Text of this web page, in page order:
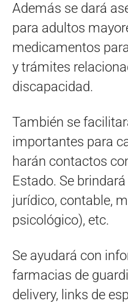
Además se dará
para adultos
medicamentos
y trámites
discapacidad.
También se
importantes para
harán contactos
Estado. Se
jurídico, contable,
psicológico), etc.
Se ayudará con
farmacias de
delivery, links de